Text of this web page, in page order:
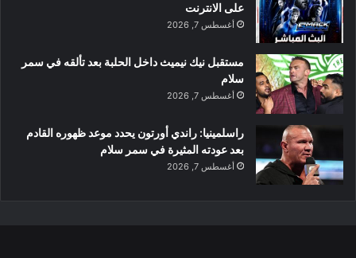
على الانترنت
أغسطس 7, 2026
مستقبل نيك نيميث داخل الحلبة بعد تألقه في سمر
سلام
أغسطس 7, 2026
راسلمينيا: راندي أورتون يحدد موعد ظهوره القادم
بعد عودته المثيرة في سمر سلام
أغسطس 7, 2026